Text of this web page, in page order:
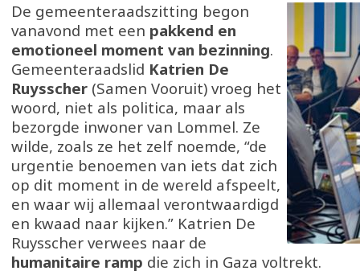
De gemeenteraadszitting begon
vanavond met een pakkend en
emotioneel moment van bezinning.
Gemeenteraadslid Katrien De
Ruysscher (Samen Vooruit) vroeg het
woord, niet als politica, maar als
bezorgde inwoner van Lommel. Ze
wilde, zoals ze het zelf noemde, “de
urgentie benoemen van iets dat zich
op dit moment in de wereld afspeelt,
en waar wij allemaal verontwaardigd
en kwaad naar kijken.” Katrien De
Ruysscher verwees naar de
humanitaire ramp die zich in Gaza voltrekt.